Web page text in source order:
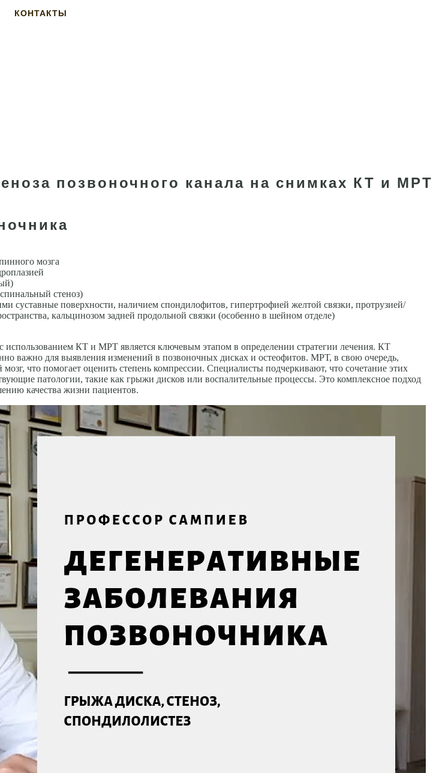
КОНТАКТЫ
позвоночного канала на снимках КТ и МРТ
мозга
стеноз)
суставные поверхности, наличием спондилофитов, гипертрофией желтой связки, протрузией/
кальцинозом задней продольной связки (особенно в шейном отделе)
использованием КТ и МРТ является ключевым этапом в определении стратегии лечения. КТ
важно для выявления изменений в позвоночных дисках и остеофитов. МРТ, в свою очередь,
что помогает оценить степень компрессии. Специалисты подчеркивают, что сочетание этих
патологии, такие как грыжи дисков или воспалительные процессы. Это комплексное подход
качества жизни пациентов.